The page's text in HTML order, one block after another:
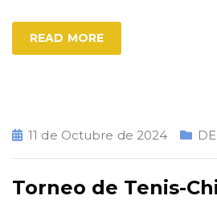
READ MORE
11 de Octubre de 2024
Torneo de Tenis-